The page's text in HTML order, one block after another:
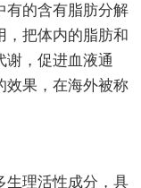
有的含有脂肪分解
，把体内的脂肪和
谢，促进血液通
效果，在海外被称
生理活性成分，具